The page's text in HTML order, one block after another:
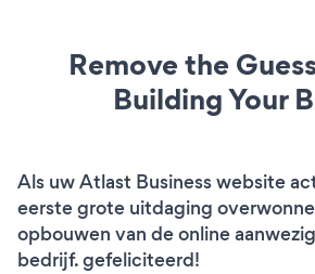
Remove the
Building Your
Als uw Atlast Business website
eerste grote uitdaging
opbouwen van de online
bedrijf. gefeliciteerd!